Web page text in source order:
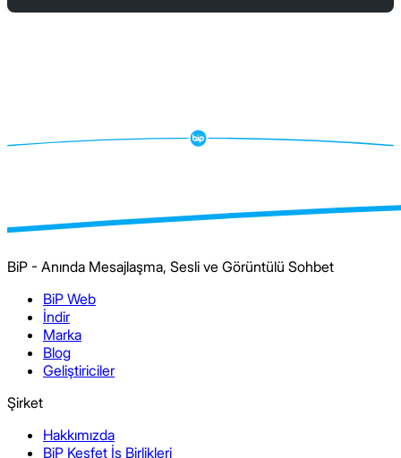
BiP - Anında Mesajlaşma, Sesli ve Görüntülü Sohbet
BiP Web
İndir
Marka
Blog
Geliştiriciler
Şirket
Hakkımızda
BiP Keşfet İş Birlikleri